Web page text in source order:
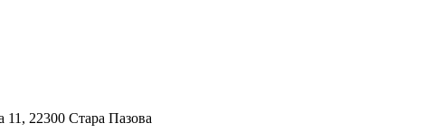
22300 Стара Пазова